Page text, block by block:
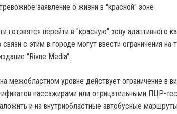
готовятся перейти в "красную" зону адаптивного
с этим в городе могут ввести ограничения на
"Rivne Media".
межобластном уровне действует ограничение в
пассажирами или отрицательными ПЦР-
и на внутриобластные автобусные